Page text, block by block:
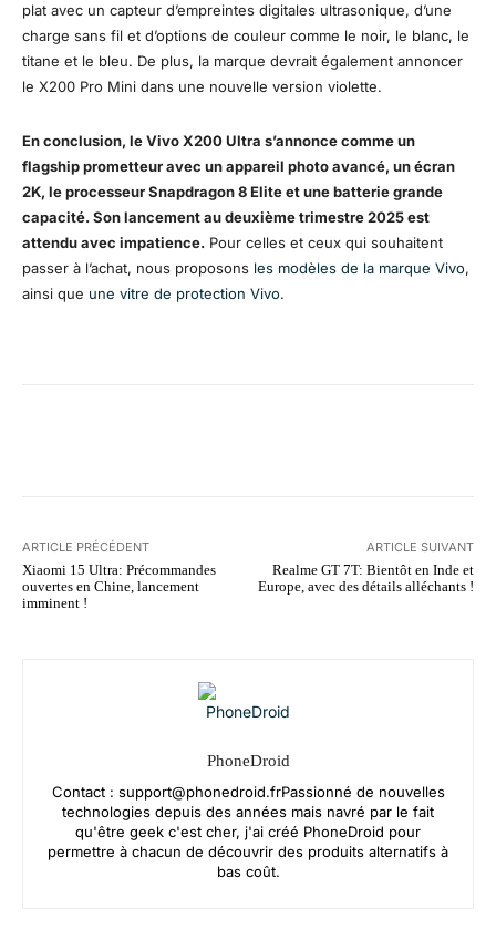
plat avec un capteur d’empreintes digitales ultrasonique, d’une
charge sans fil et d’options de couleur comme le noir, le blanc, le
titane et le bleu. De plus, la marque devrait également annoncer
le X200 Pro Mini dans une nouvelle version violette.
En conclusion, le Vivo X200 Ultra s’annonce comme un
flagship prometteur avec un appareil photo avancé, un écran
2K, le processeur Snapdragon 8 Elite et une batterie grande
capacité. Son lancement au deuxième trimestre 2025 est
attendu avec impatience. Pour celles et ceux qui souhaitent
passer à l’achat, nous proposons les modèles de la marque Vivo,
ainsi que une vitre de protection Vivo.
ARTICLE PRÉCÉDENT
Xiaomi 15 Ultra: Précommandes
ouvertes en Chine, lancement
imminent !
ARTICLE SUIVANT
Realme GT 7T: Bientôt en Inde et
Europe, avec des détails alléchants !
PhoneDroid
Contact : support@phonedroid.frPassionné de nouvelles
technologies depuis des années mais navré par le fait
qu'être geek c'est cher, j'ai créé PhoneDroid pour
permettre à chacun de découvrir des produits alternatifs à
bas coût.